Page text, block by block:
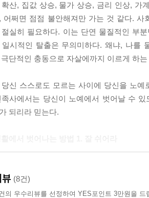
환 자체를 멈추게 할 수 있다. 바로 이것
적인 이해 방식으로, 위빠사나의 실천을
란 초기불교의 경전어인 빨리어를 음역한
고, 빠사나(passana)란 ‘관찰’, ‘식별’ 등
대로 수용하고 통찰하게 되며 종국에는
여, 느낌은 자기 자신이 아니다. 비구들
확산, 집값 상승, 물가 상승, 금리 인상,
어쩌면 점점 불안해져만 가는 것 같다.
절실히 필요하다. 이는 단연 물질적인 부
시적인 탈출은 무의미하다. 왜냐, 나를
단적인 충동으로 자살에까지 이르게 하
신 스스로도 모르는 사이에 당신을 노
족사에서는 당신이 노예에서 벗어날 수
되리라 믿는다.
교의 여러 수행 중 한 방법인 명상 등, 명
교명상이다. 지금으로부터 2,500여 년
(8건)
의 우수리뷰를 선정하여 YES포인트 3만원을 드